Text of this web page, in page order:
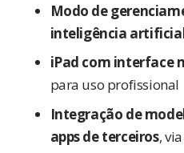
Modo de
inteligência
iPad com interface
para uso profissional
Integração de
apps de terceiros,